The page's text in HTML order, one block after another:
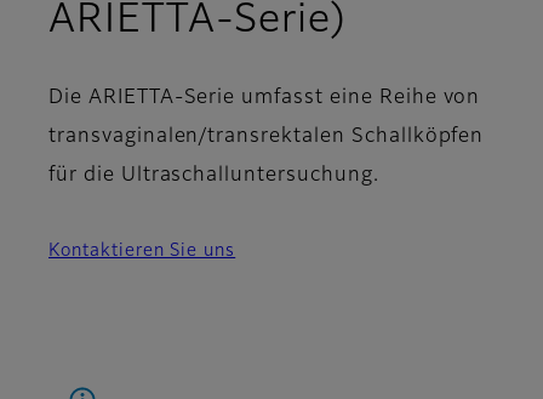
ARIETTA-Serie)
Die ARIETTA-Serie umfasst eine Reihe von
transvaginalen/transrektalen Schallköpfen
für die Ultraschalluntersuchung.
Kontaktieren Sie uns